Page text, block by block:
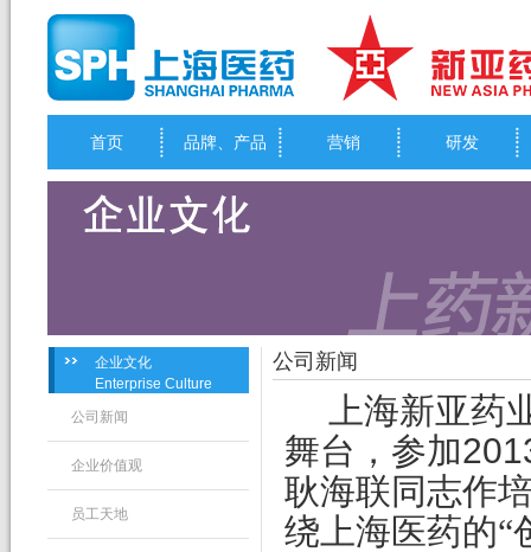
首页 品牌、产品 营销 研发
企业文化
Enterprise Culture
公司新闻
企业价值观
员工天地
公司新闻
上海新亚药
舞台，参加
耿海联同志作
绕上海医药的“